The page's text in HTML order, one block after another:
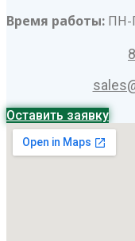
Время работы: ПН-
Оставить заявку